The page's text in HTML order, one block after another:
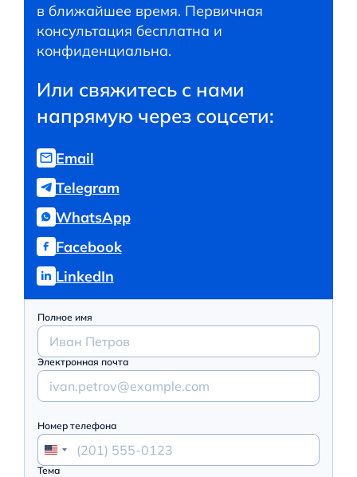
в ближайшее время. Первичная
консультация бесплатна и
конфиденциальна.
Или свяжитесь с нами
напрямую через соцсети:
Email
Telegram
WhatsApp
Facebook
LinkedIn
Полное имя
Электронная почта
Номер телефона
Тема